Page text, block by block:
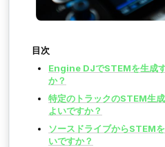
目次
Engine DJでSTEMを生成
か？
特定のトラックのSTEM生
よいですか？
ソースドライブからSTEM
いですか？